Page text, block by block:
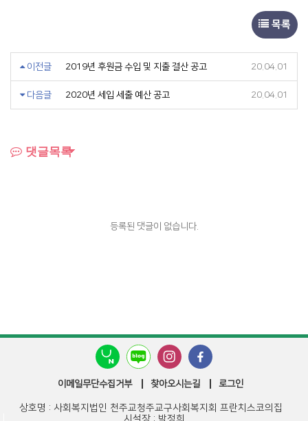
목록
이전글 2019년 후원금 수입 및 지출 결산 공고 20.04.01
다음글 2020년 세입 세출 예산 공고 20.04.01
댓글목록
등록된 댓글이 없습니다.
이메일무단수집거부 찾아오시는길 로그인
상호명 : 사회복지법인 천주교청주교구사회복지회 프란치스코의집